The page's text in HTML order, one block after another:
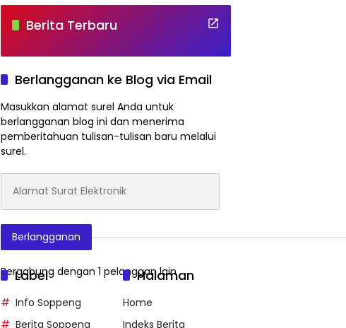
Berita Terbaru
Berlangganan ke Blog via Email
Masukkan alamat surel Anda untuk
berlangganan blog ini dan menerima
pemberitahuan tulisan-tulisan baru melalui
surel.
Surat
Elektronik
Berlangganan
Bergabung dengan 1 pelanggan lain
Label
Info Soppeng
Berita Soppeng
Halaman
Home
Indeks Berita